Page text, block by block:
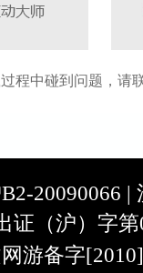
程中碰到问题，请
20090066 |
证（沪）字
游备字